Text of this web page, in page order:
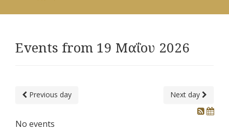
Events from 19 Μαΐου 2026
Previous day Next day
No events